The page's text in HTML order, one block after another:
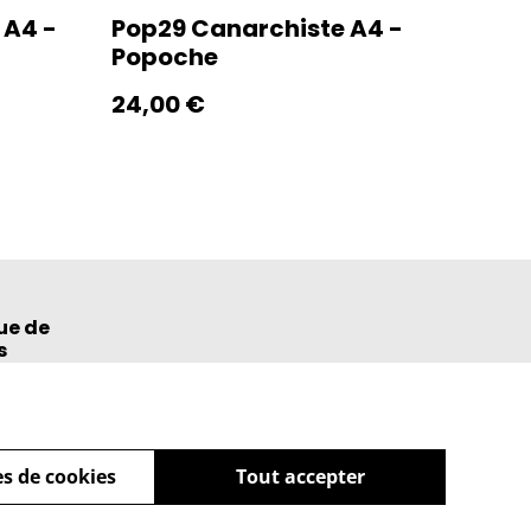
A4 -
Pop29 Canarchiste A4 -
Popoche
24,00 €
de
Tout accepter
de cookies